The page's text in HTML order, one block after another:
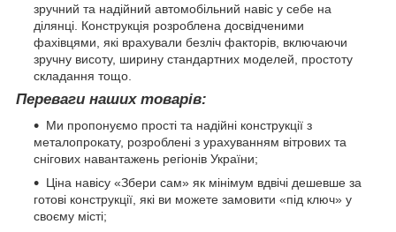
зручний та надійний автомобільний навіс у себе на
ділянці. Конструкція розроблена досвідченими
фахівцями, які врахували безліч факторів, включаючи
зручну висоту, ширину стандартних моделей, простоту
складання тощо.
Переваги наших товарів:
Ми пропонуємо прості та надійні конструкції з
металопрокату, розроблені з урахуванням вітрових та
снігових навантажень регіонів України;
Ціна навісу «Збери сам» як мінімум вдвічі дешевше за
готові конструкції, які ви можете замовити «під ключ» у
своєму місті;